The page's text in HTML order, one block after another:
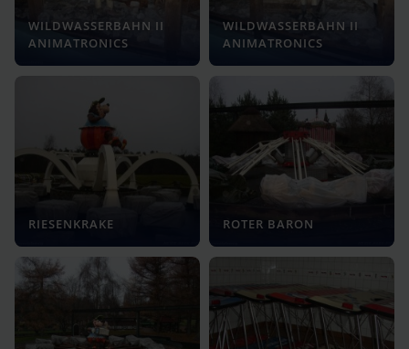
WILDWASSERBAHN II
ANIMATRONICS
WILDWASSERBAHN II
ANIMATRONICS
RIESENKRAKE ROTER BARON